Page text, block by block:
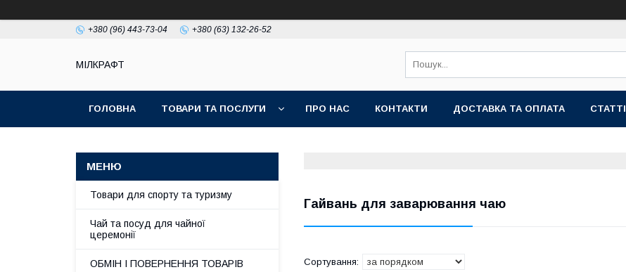
+380 (96) 443-73-04 +380 (63) 132-26-52
МІЛКРАФТ
ГОЛОВНА ТОВАРИ ТА ПОСЛУГИ ПРО НАС КОНТАКТИ ДОСТАВКА ТА ОПЛАТА СТАТТІ
Гайвань для заварювання чаю
Товари для спорту та туризму
Чай та посуд для чайної
церемонії
ОБМІН І ПОВЕРНЕННЯ ТОВАРІВ